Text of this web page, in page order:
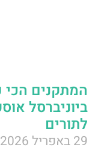
המתקנים הכי
ביוניברסל
לתורים
29 באפריל 2026